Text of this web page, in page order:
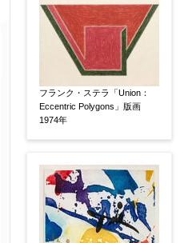
フランク・ステラ「Union：
Eccentric Polygons」版画
1974年